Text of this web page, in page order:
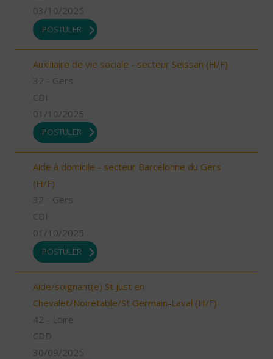
03/10/2025
POSTULER
Auxiliaire de vie sociale - secteur Seissan (H/F)
32 - Gers
CDI
01/10/2025
POSTULER
Aide à domicile - secteur Barcelonne du Gers
(H/F)
32 - Gers
CDI
01/10/2025
POSTULER
Aide/soignant(e) St Just en
Chevalet/Noirétable/St Germain-Laval (H/F)
42 - Loire
CDD
30/09/2025